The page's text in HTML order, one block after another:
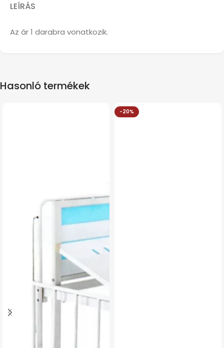
LEÍRÁS
Az ár 1 darabra vonatkozik.
Hasonló termékek
-20%